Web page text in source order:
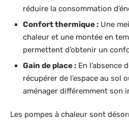
réduire la consommation
Confort thermique : Une
chaleur et une montée en
permettent d’obtenir un
Gain de place : En l’absence
récupérer de l’espace au sol
aménager différemment son
Les pompes à chaleur sont